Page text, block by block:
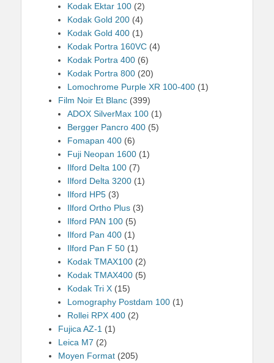
Kodak Ektar 100 (2)
Kodak Gold 200 (4)
Kodak Gold 400 (1)
Kodak Portra 160VC (4)
Kodak Portra 400 (6)
Kodak Portra 800 (20)
Lomochrome Purple XR 100-400 (1)
Film Noir Et Blanc (399)
ADOX SilverMax 100 (1)
Bergger Pancro 400 (5)
Fomapan 400 (6)
Fuji Neopan 1600 (1)
Ilford Delta 100 (7)
Ilford Delta 3200 (1)
Ilford HP5 (3)
Ilford Ortho Plus (3)
Ilford PAN 100 (5)
Ilford Pan 400 (1)
Ilford Pan F 50 (1)
Kodak TMAX100 (2)
Kodak TMAX400 (5)
Kodak Tri X (15)
Lomography Postdam 100 (1)
Rollei RPX 400 (2)
Fujica AZ-1 (1)
Leica M7 (2)
Moyen Format (205)